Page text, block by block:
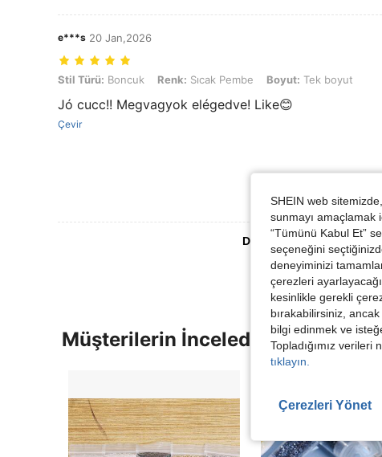
e***s 20 Jan,2026
Stil Türü: Boncuk, Renk: Sıcak Pembe, Boyut: Tek boyut
Stil Türü: Boncuk Renk: Sıcak Pembe Boyut: Tek boyut
Jó cucc!! Megvagyok elégedve! Like😊
Çevir
Daha Fazla
Müşterilerin İncelediği Diğer
SHEIN web
sunmayı amaçlamak
“Tümünü Kabul Et”
seçeneğini
deneyiminizi
çerezleri
kesinlikle gerekli
bırakabilirsiniz,
bilgi edinmek ve
Topladığımız verileri
tıklayın.
Çerezleri Yönet